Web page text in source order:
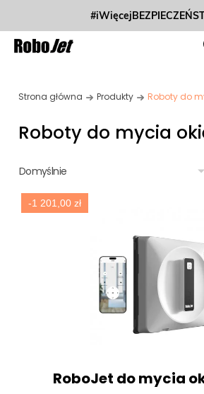
Strona główna Produkty Roboty do
Roboty do mycia
Domyślnie
-1 201,00 zł
RoboJet do mycia